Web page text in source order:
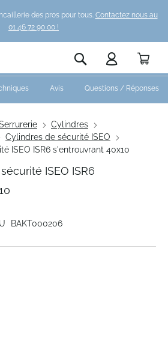
des pros pour tous. Contactez nous au
01 46 72 90 00 !
Rechercher
Cylindres
Cylindres de sécurité ISEO
ISEO ISR6 s'entrouvrant 40x10
ISEO ISR6
BAKT000206
Avis Questions / Réponses